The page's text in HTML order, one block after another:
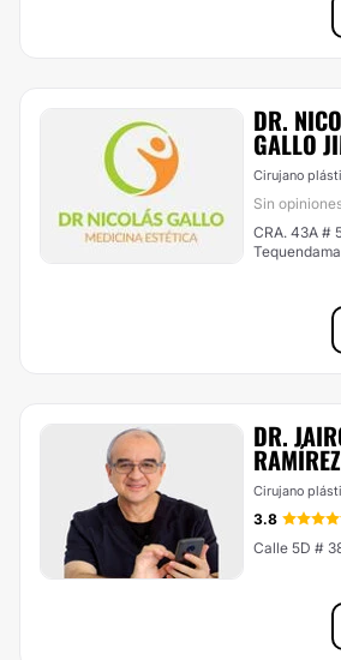
DR.
GALLO
Cirujano
Sin
CRA. 43A #
DR.
RAMÍREZ
Cirujano
3.8
Calle 5D #